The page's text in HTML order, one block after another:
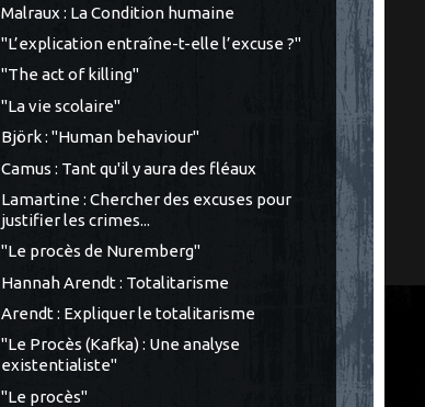
Malraux : La Condition humaine
"L’explication entraîne-t-elle l’excuse ?"
"The act of killing"
"La vie scolaire"
Björk : "Human behaviour"
Camus : Tant qu'il y aura des fléaux
Lamartine : Chercher des excuses pour
justifier les crimes...
"Le procès de Nuremberg"
Hannah Arendt : Totalitarisme
Arendt : Expliquer le totalitarisme
"Le Procès (Kafka) : Une analyse
existentialiste"
"Le procès"